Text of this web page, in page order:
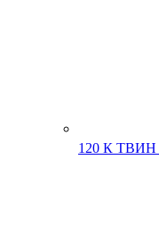
120 К ТВИН